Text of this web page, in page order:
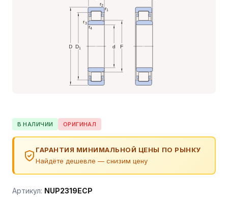
В НАЛИЧИИ ОРИГИНАЛ
ГАРАНТИЯ МИНИМАЛЬНОЙ ЦЕНЫ ПО РЫНКУ
Найдёте дешевле — снизим цену
Артикул: NUP2319ECP